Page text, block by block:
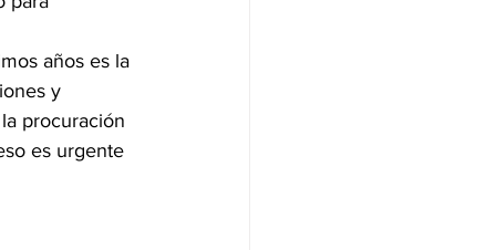
años es la
y
procuración
es urgente